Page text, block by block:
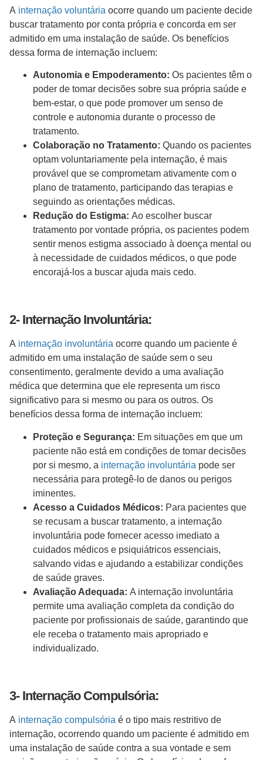
A internação voluntária ocorre quando um paciente decide
buscar tratamento por conta própria e concorda em ser
admitido em uma instalação de saúde. Os benefícios
dessa forma de internação incluem:
Autonomia e Empoderamento: Os pacientes têm o
poder de tomar decisões sobre sua própria saúde e
bem-estar, o que pode promover um senso de
controle e autonomia durante o processo de
tratamento.
Colaboração no Tratamento: Quando os pacientes
optam voluntariamente pela internação, é mais
provável que se comprometam ativamente com o
plano de tratamento, participando das terapias e
seguindo as orientações médicas.
Redução do Estigma: Ao escolher buscar
tratamento por vontade própria, os pacientes podem
sentir menos estigma associado à doença mental ou
à necessidade de cuidados médicos, o que pode
encorajá-los a buscar ajuda mais cedo.
2- Internação Involuntária:
A internação involuntária ocorre quando um paciente é
admitido em uma instalação de saúde sem o seu
consentimento, geralmente devido a uma avaliação
médica que determina que ele representa um risco
significativo para si mesmo ou para os outros. Os
benefícios dessa forma de internação incluem:
Proteção e Segurança: Em situações em que um
paciente não está em condições de tomar decisões
por si mesmo, a internação involuntária pode ser
necessária para protegê-lo de danos ou perigos
iminentes.
Acesso a Cuidados Médicos: Para pacientes que
se recusam a buscar tratamento, a internação
involuntária pode fornecer acesso imediato a
cuidados médicos e psiquiátricos essenciais,
salvando vidas e ajudando a estabilizar condições
de saúde graves.
Avaliação Adequada: A internação involuntária
permite uma avaliação completa da condição do
paciente por profissionais de saúde, garantindo que
ele receba o tratamento mais apropriado e
individualizado.
3- Internação Compulsória:
A internação compulsória é o tipo mais restritivo de
internação, ocorrendo quando um paciente é admitido em
uma instalação de saúde contra a sua vontade e sem